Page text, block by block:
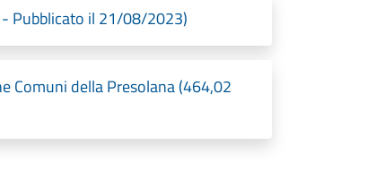
Pubblicato il 21/08/2023)
Comuni della Presolana (464,02